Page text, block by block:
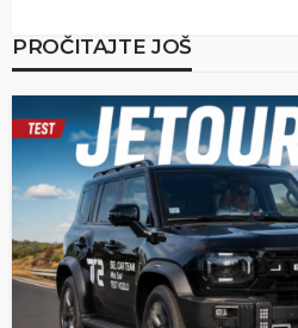
PROČITAJTE JOŠ